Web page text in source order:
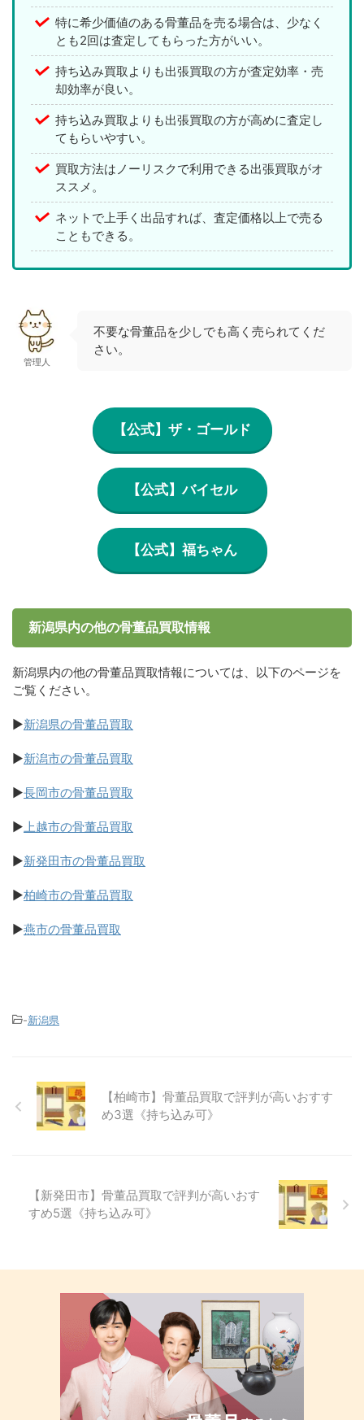
特に希少価値のある骨董品を売る場合は、少なく
とも2回は査定してもらった方がいい。
持ち込み買取よりも出張買取の方が査定効率・売
却効率が良い。
持ち込み買取よりも出張買取の方が高めに査定し
てもらいやすい。
買取方法はノーリスクで利用できる出張買取がオ
ススメ。
ネットで上手く出品すれば、査定価格以上で売る
こともできる。
管理人
不要な骨董品を少しでも高く売られてくだ
さい。
【公式】ザ・ゴールド
【公式】バイセル
【公式】福ちゃん
新潟県内の他の骨董品買取情報
新潟県内の他の骨董品買取情報については、以下のページを
ご覧ください。
▶新潟県の骨董品買取
▶新潟市の骨董品買取
▶長岡市の骨董品買取
▶上越市の骨董品買取
▶新発田市の骨董品買取
▶柏崎市の骨董品買取
▶燕市の骨董品買取
-新潟県
【柏崎市】骨董品買取で評判が高いおすす
め3選《持ち込み可》
【新発田市】骨董品買取で評判が高いおす
すめ5選《持ち込み可》